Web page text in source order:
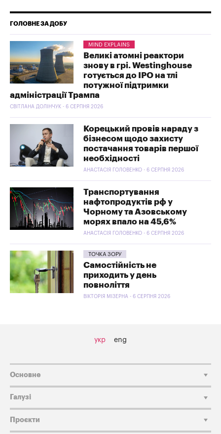
ГОЛОВНЕ ЗА ДОБУ
MIND EXPLAINS
Великі атомні реактори
знову в грі. Westinghouse
готується до IPO на тлі
потужної підтримки
адміністрації Трампа
СВІТЛАНА ДОЛІНЧУК - 6 СЕРПНЯ 2026
Корецький провів нараду з
бізнесом щодо захисту
постачання товарів першої
необхідності
АНАСТАСІЯ ГОЛОВЕНКО - 6 СЕРПНЯ 2026
Транспортування
нафтопродуктів рф у
Чорному та Азовському
морях впало на 45,6%
АНАСТАСІЯ ГОЛОВЕНКО - 6 СЕРПНЯ 2026
ТОЧКА ЗОРУ
Самостійність не
приходить у день
повноліття
ВІКТОРІЯ МІЗЕРНА - 6 СЕРПНЯ 2026
укр eng
Основне
Галузі
Проєкти